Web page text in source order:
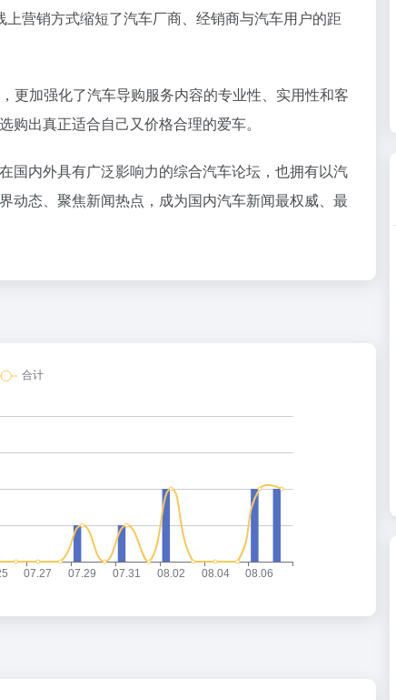
营销方式缩短了汽车厂商、经销商与汽车用户的距
更加强化了汽车导购服务内容的专业性、实用性和客
出真正适合自己又价格合理的爱车。
国内外具有广泛影响力的综合汽车论坛，也拥有以汽
动态、聚焦新闻热点，成为国内汽车新闻最权威、最
休假
葡萄都便宜了
哔哩哔哩
9 欢迎来到研究生的世界